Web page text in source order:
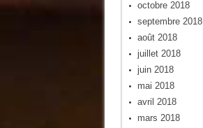
octobre 2018
septembre 2018
août 2018
juillet 2018
juin 2018
mai 2018
avril 2018
mars 2018